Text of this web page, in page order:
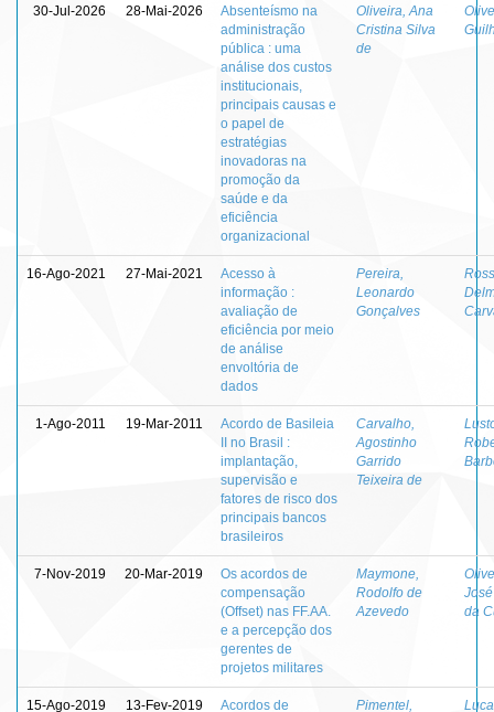
30-Jul-2026 28-Mai-2026
Absenteísmo na
administração
pública : uma
análise dos custos
institucionais,
principais causas e
o papel de
estratégias
inovadoras na
promoção da
saúde e da
eficiência
organizacional
Oliveira, Ana
Cristina Silva
de
16-Ago-2021 27-Mai-2021
Acesso à
informação :
avaliação de
eficiência por meio
de análise
envoltória de
dados
Pereira,
Leonardo
Gonçalves
1-Ago-2011 19-Mar-2011
Acordo de Basileia
II no Brasil :
implantação,
supervisão e
fatores de risco dos
principais bancos
brasileiros
Carvalho,
Agostinho
Garrido
Teixeira de
7-Nov-2019 20-Mar-2019
Os acordos de
compensação
(Offset) nas FF.AA.
e a percepção dos
gerentes de
projetos militares
Maymone,
Rodolfo de
Azevedo
da
15-Ago-2019 13-Fev-2019 Acordos de Pimentel,